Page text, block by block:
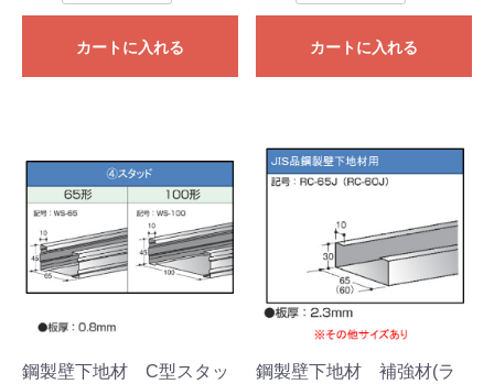
カートに入れる カートに入れる
鋼製壁下地材 C型スタッ
鋼製壁下地材 補強材(ラ